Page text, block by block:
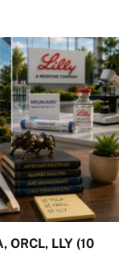
ORCL, LLY (10